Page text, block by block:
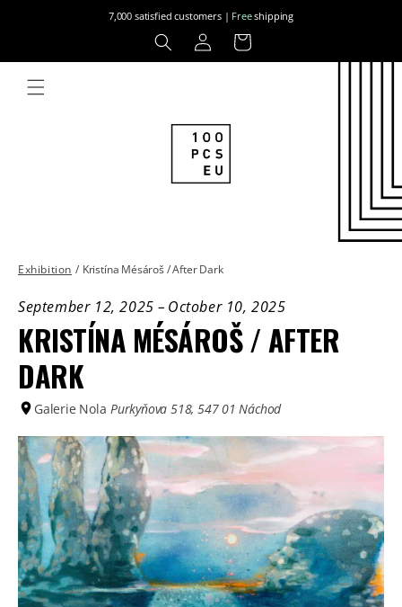
7,000 satisfied customers | Freeshipping
Log
in
Cart
Exhibition / Kristína Mésároš / After Dark
September 12, 2025 – October 10, 2025
KRISTÍNA MÉSÁROŠ / AFTER
DARK
Galerie Nola Purkyňova 518, 547 01 Náchod